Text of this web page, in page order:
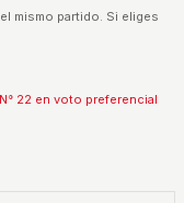
mismo partido. Si eliges
22 en voto preferencial